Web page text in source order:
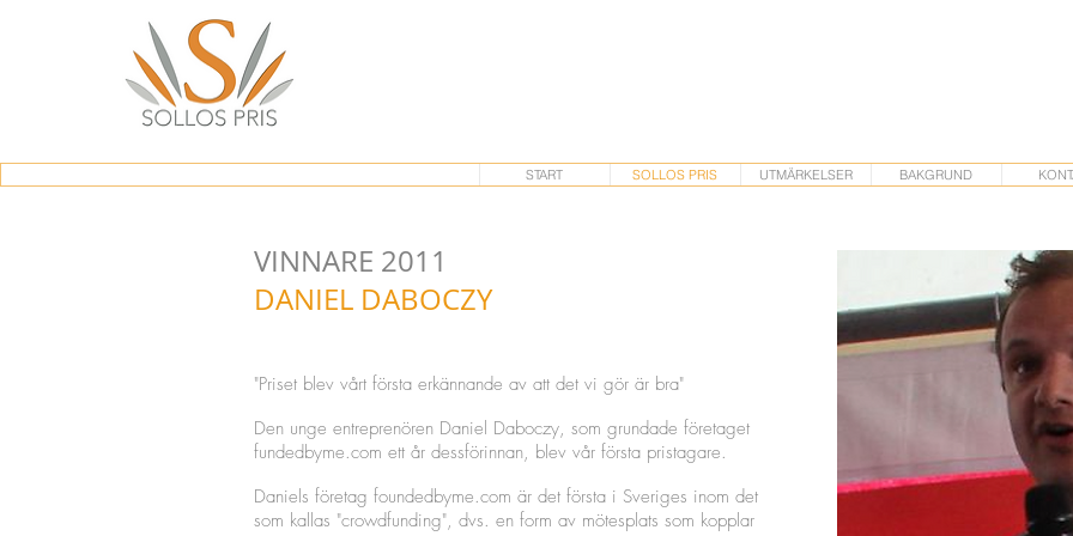
START SOLLOS PRIS UTMÄRKELSER BAKGRUND
VINNARE 2011
DANIEL DABOCZY
"Priset blev vårt första erkännande av att det vi gör är bra"
Den unge entreprenören Daniel Daboczy, som grundade företaget
fundedbyme.com ett år dessförinnan, blev vår första pristagare.
Daniels företag foundedbyme.com är det första i Sveriges inom det
som kallas "crowdfunding", dvs. en form av mötesplats som kopplar